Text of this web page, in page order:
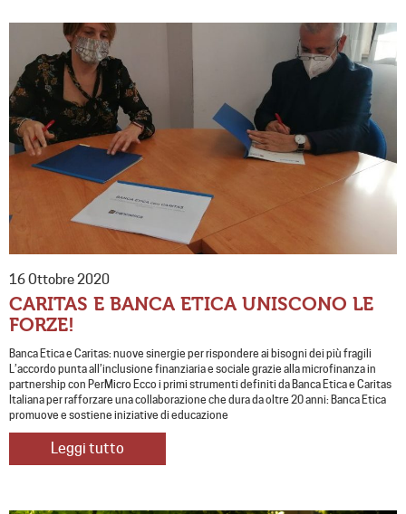
16 Ottobre 2020
CARITAS E BANCA ETICA UNISCONO LE
FORZE!
Banca Etica e Caritas: nuove sinergie per rispondere ai bisogni dei più fragili
L’accordo punta all’inclusione finanziaria e sociale grazie alla microfinanza in
partnership con PerMicro Ecco i primi strumenti definiti da Banca Etica e Caritas
Italiana per rafforzare una collaborazione che dura da oltre 20 anni: Banca Etica
promuove e sostiene iniziative di educazione
Leggi tutto